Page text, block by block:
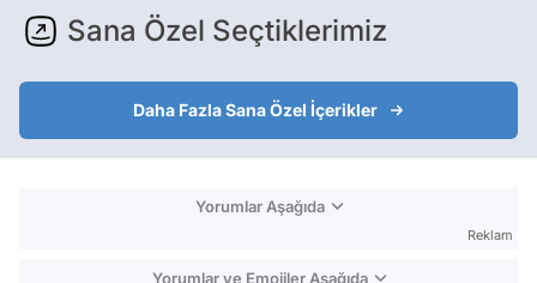
Sana Özel Seçtiklerimiz
Daha Fazla Sana Özel İçerikler
Yorumlar Aşağıda
Reklam
Yorumlar ve Emojiler Aşağıda